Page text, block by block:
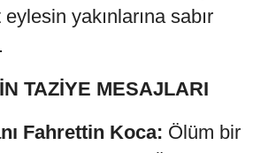
yakınlarına sabır
TAZİYE MESAJLARI
Fahrettin Koca: Ölüm bir